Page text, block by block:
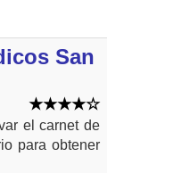
San
el carnet de
para obtener